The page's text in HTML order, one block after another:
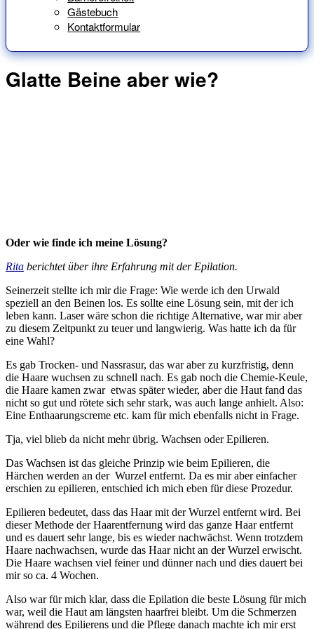
Gästebuch
Kontaktformular
Glatte Beine aber wie?
Oder wie finde ich meine Lösung?
Rita berichtet über ihre Erfahrung mit der Epilation.
Seinerzeit stellte ich mir die Frage: Wie werde ich den Urwald
speziell an den Beinen los. Es sollte eine Lösung sein, mit der ich
leben kann. Laser wäre schon die richtige Alternative, war mir aber
zu diesem Zeitpunkt zu teuer und langwierig. Was hatte ich da für
eine Wahl?
Es gab Trocken- und Nassrasur, das war aber zu kurzfristig, denn
die Haare wuchsen zu schnell nach. Es gab noch die Chemie-Keule,
die Haare kamen zwar etwas später wieder, aber die Haut fand das
nicht so gut und rötete sich sehr stark, was auch lange anhielt. Also:
Eine Enthaarungscreme etc. kam für mich ebenfalls nicht in Frage.
Tja, viel blieb da nicht mehr übrig. Wachsen oder Epilieren.
Das Wachsen ist das gleiche Prinzip wie beim Epilieren, die
Härchen werden an der Wurzel entfernt. Da es mir aber einfacher
erschien zu epilieren, entschied ich mich eben für diese Prozedur.
Epilieren bedeutet, dass das Haar mit der Wurzel entfernt wird. Bei
dieser Methode der Haarentfernung wird das ganze Haar entfernt
und es dauert sehr lange, bis es wieder nachwächst. Wenn trotzdem
Haare nachwachsen, wurde das Haar nicht an der Wurzel erwischt.
Die Haare wachsen viel feiner und dünner nach und dies dauert bei
mir so ca. 4 Wochen.
Also war für mich klar, dass die Epilation die beste Lösung für mich
war, weil die Haut am längsten haarfrei bleibt. Um die Schmerzen
während des Epilierens und die Pflege danach machte ich mir erst